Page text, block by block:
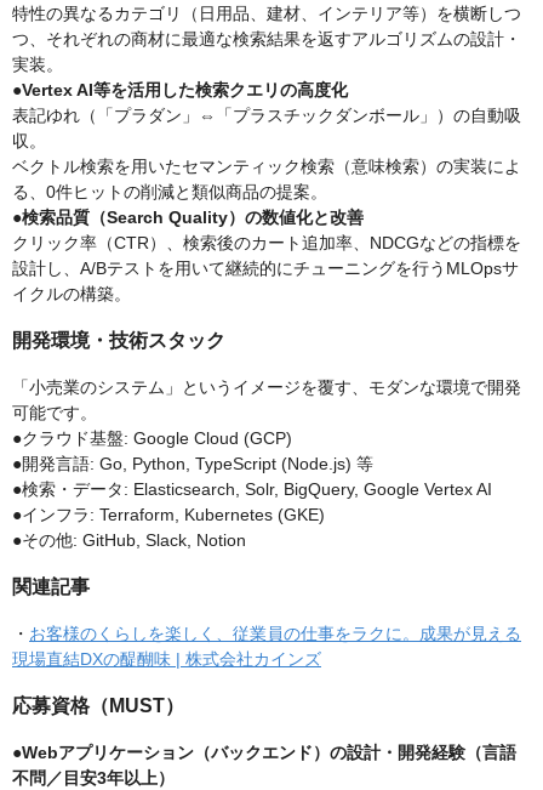
特性の異なるカテゴリ（日用品、建材、インテリア等）を横断しつ
つ、それぞれの商材に最適な検索結果を返すアルゴリズムの設計・
実装。
●Vertex AI等を活用した検索クエリの高度化
表記ゆれ（「プラダン」⇔「プラスチックダンボール」）の自動吸
収。
ベクトル検索を用いたセマンティック検索（意味検索）の実装によ
る、0件ヒットの削減と類似商品の提案。
●検索品質（Search Quality）の数値化と改善
クリック率（CTR）、検索後のカート追加率、NDCGなどの指標を
設計し、A/Bテストを用いて継続的にチューニングを行うMLOpsサ
イクルの構築。
開発環境・技術スタック
「小売業のシステム」というイメージを覆す、モダンな環境で開発
可能です。
●クラウド基盤: Google Cloud (GCP)
●開発言語: Go, Python, TypeScript (Node.js) 等
●検索・データ: Elasticsearch, Solr, BigQuery, Google Vertex AI
●インフラ: Terraform, Kubernetes (GKE)
●その他: GitHub, Slack, Notion
関連記事
・ お客様のくらしを楽しく、従業員の仕事をラクに。成果が見える
現場直結DXの醍醐味 | 株式会社カインズ
応募資格（MUST）
●Webアプリケーション（バックエンド）の設計・開発経験（言語
不問／目安3年以上）